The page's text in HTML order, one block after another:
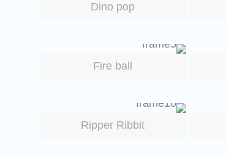
Dino pop
Fire ball
Ripper Ribbit